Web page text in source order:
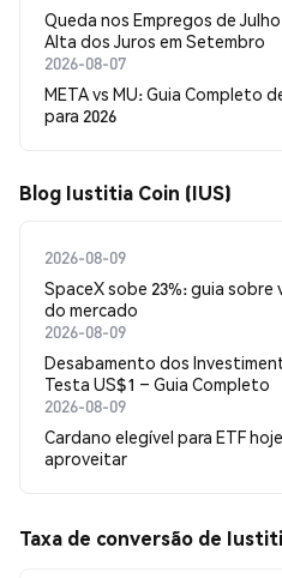
Queda nos Empregos de
Alta dos Juros em Setembro
2026-08-07
META vs MU: Guia Completo
para 2026
Blog Iustitia Coin (IUS)
2026-08-09
SpaceX sobe 23%: guia
do mercado
2026-08-09
Desabamento dos
Testa US$1 – Guia Completo
2026-08-09
Cardano elegível para ETF
aproveitar
Taxa de conversão de